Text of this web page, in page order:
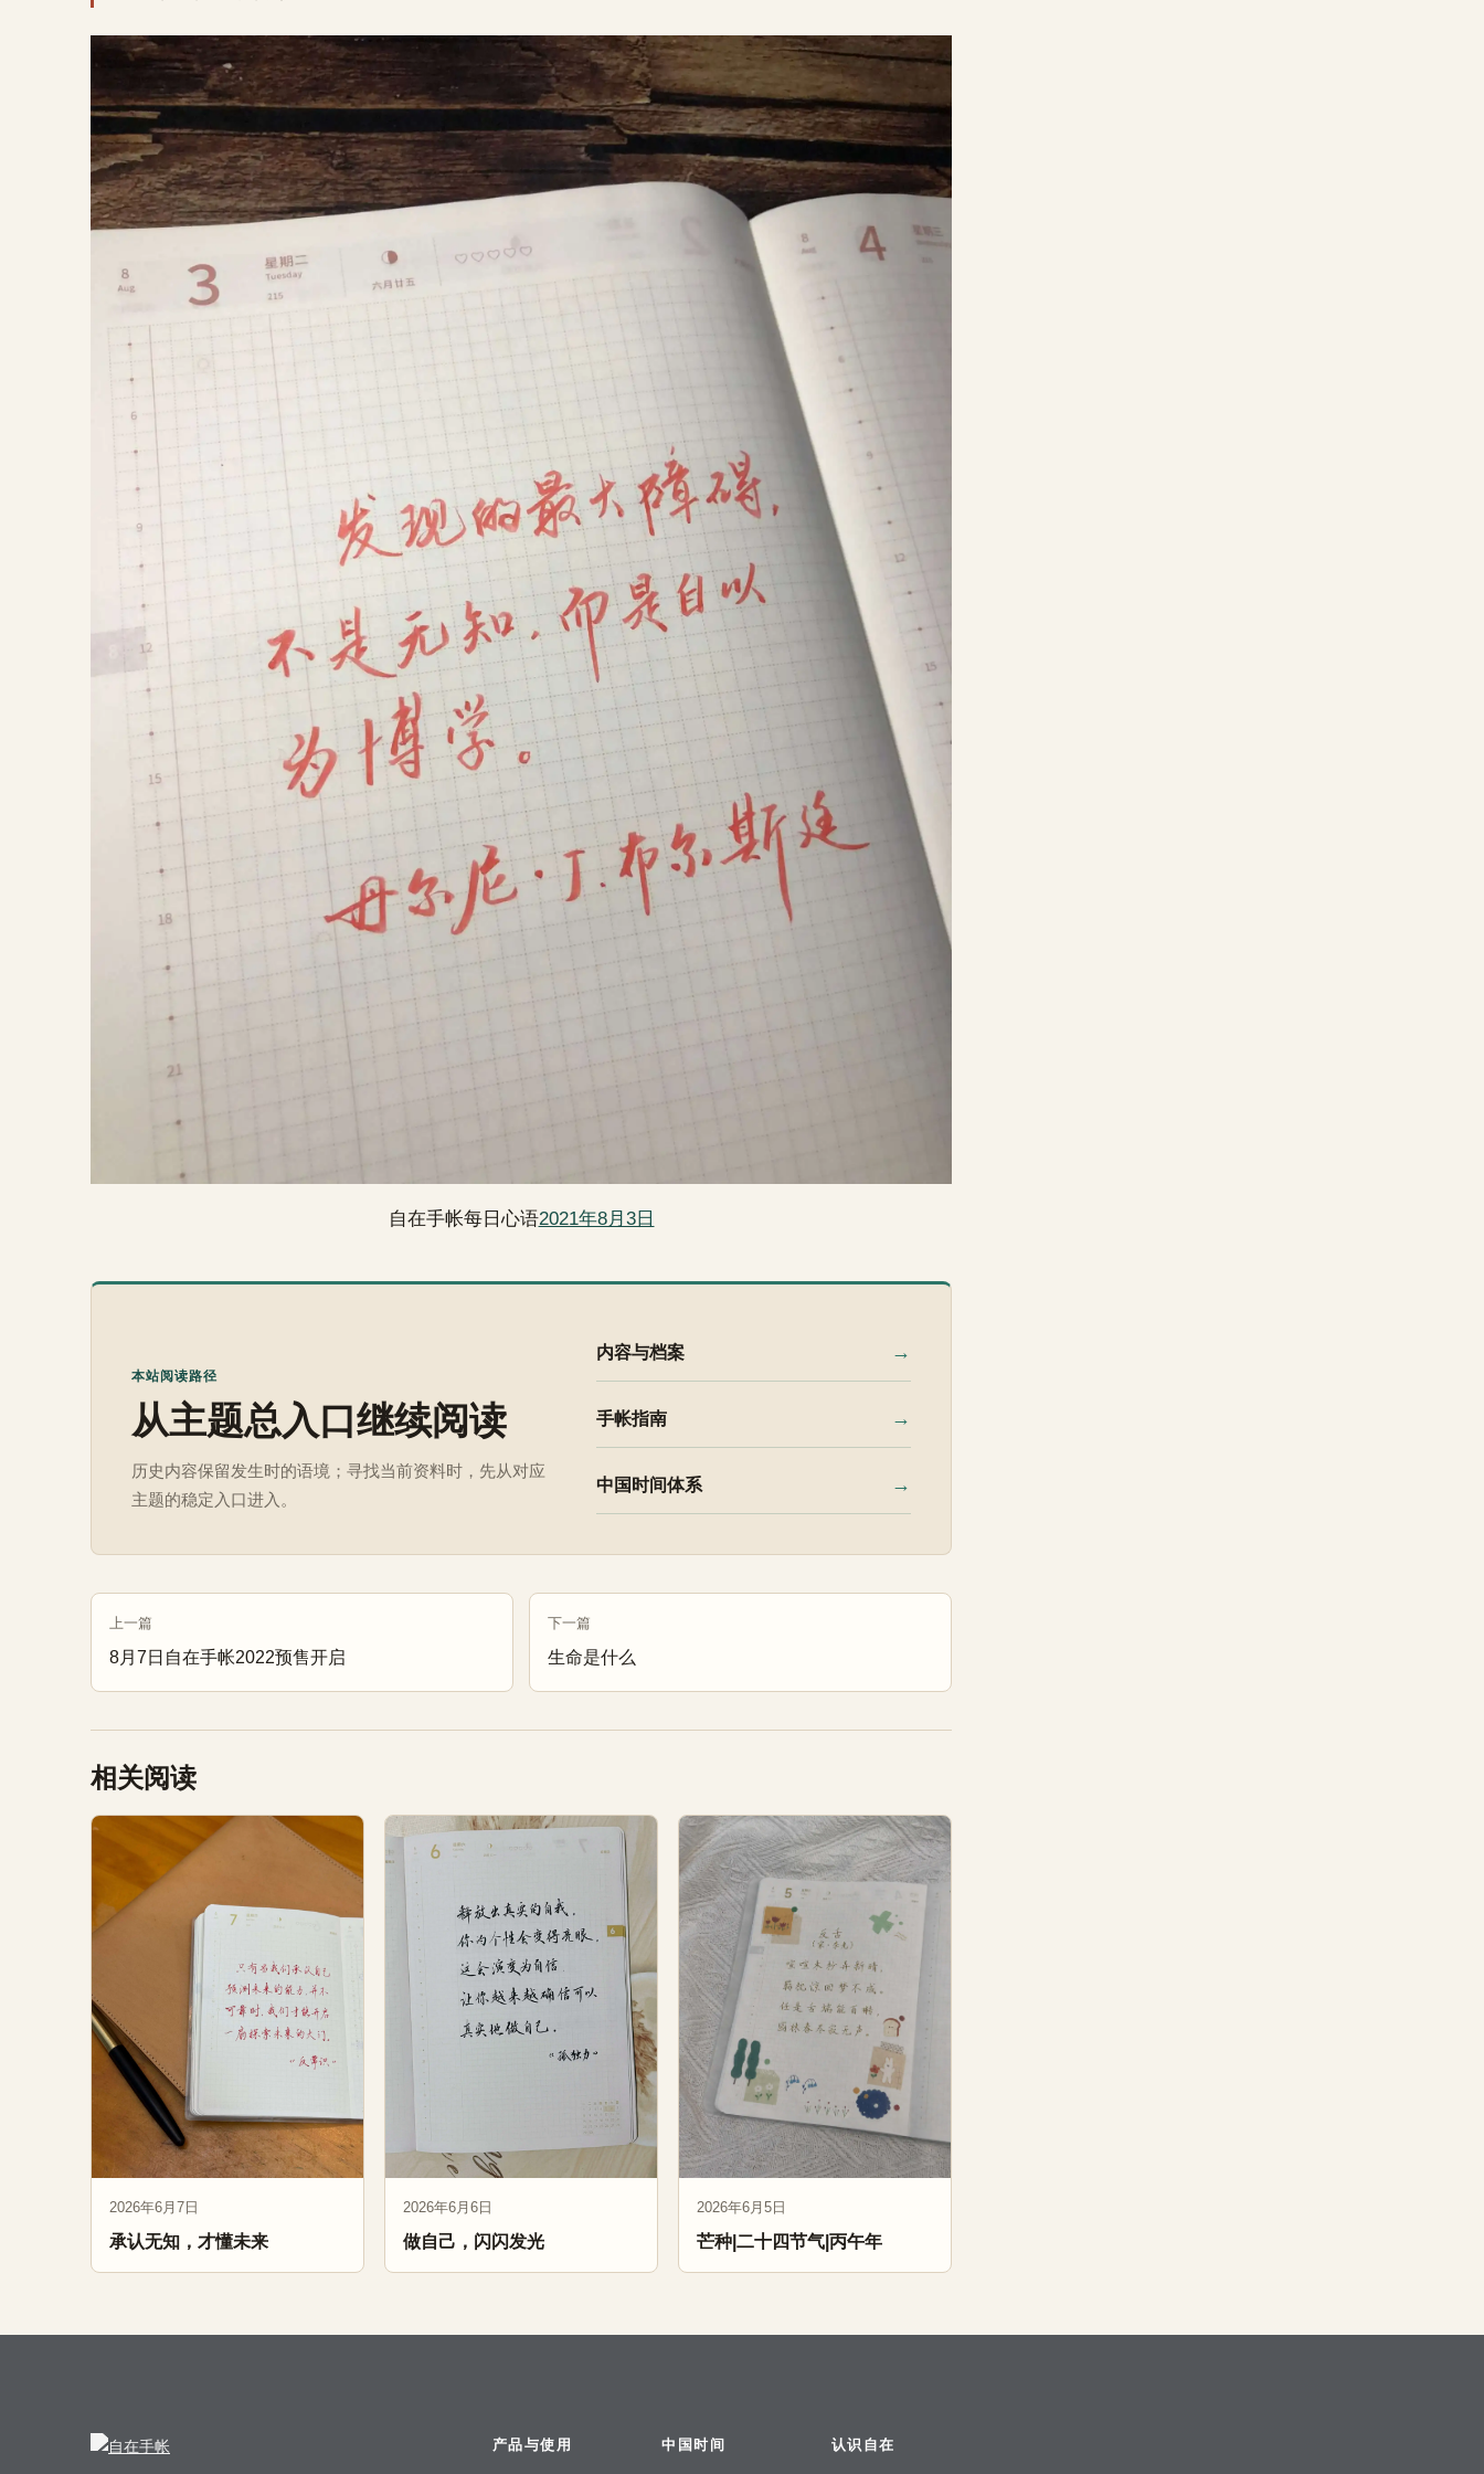
自在手帐每日心语2021年8月3日
本站阅读路径
从主题总入口继续阅读
历史内容保留发生时的语境；寻找当前资料时，先从对应
主题的稳定入口进入。
内容与档案 →
手帐指南 →
中国时间体系 →
上一篇
8月7日自在手帐2022预售开启
下一篇
生命是什么
相关阅读
2026年6月7日
承认无知，才懂未来
2026年6月6日
做自己，闪闪发光
2026年6月5日
芒种|二十四节气|丙午年
产品与使用 中国时间 认识自在